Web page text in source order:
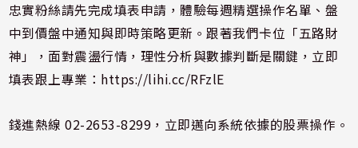
忠實粉絲請先完成填表申請，體驗每週精選操作名單、盤
中到價盤中通知與即時策略更新。跟著我們卡位「五路財
神」，面對震盪行情，理性分析與數據判斷是關鍵，立即
填表跟上專業： https://lihi.cc/RFzlE
錢進熱線 02-2653-8299，立即邁向系統依據的股票操作。